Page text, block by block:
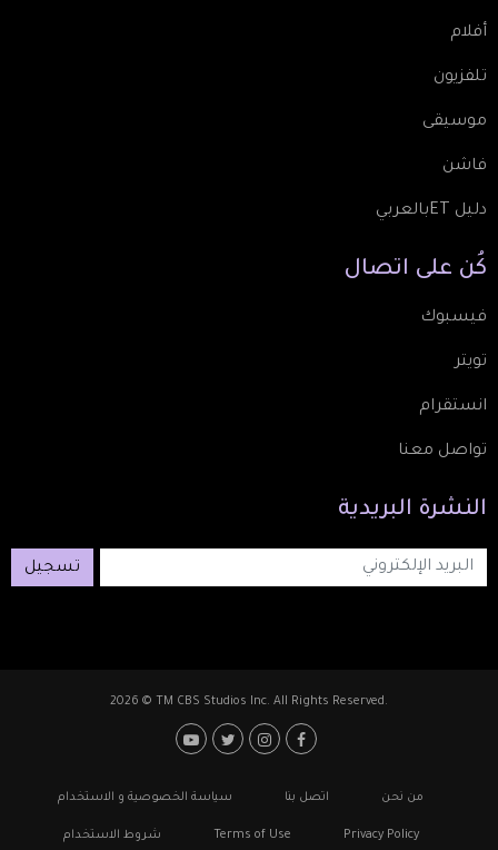
أفلام
تلفزيون
موسيقى
فاشن
دليل ETبالعربي
كُن على اتصال
فيسبوك
تويتر
انستقرام
تواصل معنا
النشرة البريدية
تسجيل
2026 © TM CBS Studios Inc. All Rights Reserved.
Footer: Social Media
Footerمن نحن اتصل بنا سياسة الخصوصية و الاستخدام
Privacy Policy
Terms of Use شروط الاستخدام